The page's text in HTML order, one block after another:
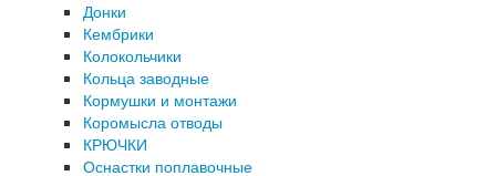
Донки
Кембрики
Колокольчики
Кольца заводные
Кормушки и монтажи
Коромысла отводы
КРЮЧКИ
Оснастки поплавочные